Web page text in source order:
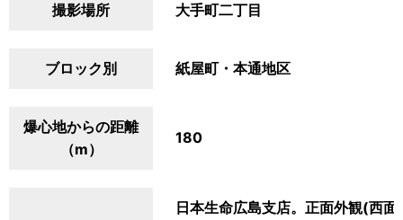
撮影場所 大手町二丁目
ブロック別 紙屋町・本通地区
爆心地からの距離
（m）
180
日本生命広島支店。正面外観(西